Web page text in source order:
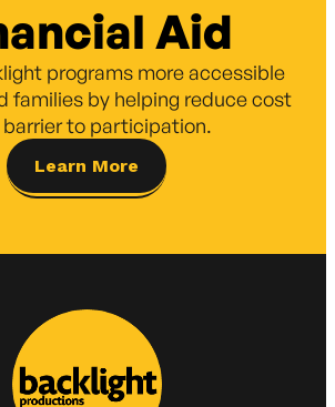
Aid
programs more accessible
families by helping reduce cost
barrier to participation.
Learn More